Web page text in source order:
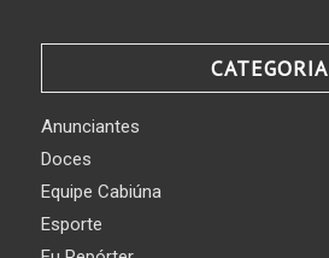
CATEGORIA
Anunciantes
Doces
Equipe Cabiúna
Esporte